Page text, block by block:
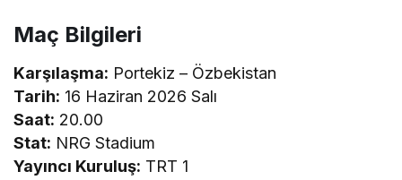
Maç Bilgileri
Karşılaşma: Portekiz – Özbekistan
Tarih: 16 Haziran 2026 Salı
Saat: 20.00
Stat: NRG Stadium
Yayıncı Kuruluş: TRT 1